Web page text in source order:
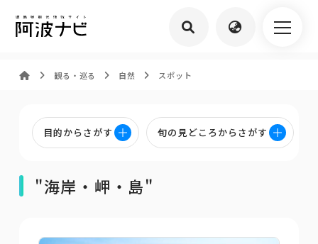
観る・巡る 自然 スポット
目的からさがす 旬の見どころからさがす
"海岸・岬・島"